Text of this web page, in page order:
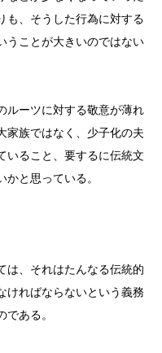
も、そうした行為に対する
うことが大きいのではない
ーツに対する敬意が薄れ
家族ではなく、少子化の夫
いること、要するに伝統文
と思っている。
、それはたんなる伝統的
ければならないという義務
ある。